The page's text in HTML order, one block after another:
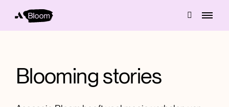
Blooming stories